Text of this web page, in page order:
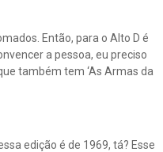
Então, para o Alto D é
a pessoa, eu preciso
também tem ‘As Armas da
edição é de 1969, tá? Esse